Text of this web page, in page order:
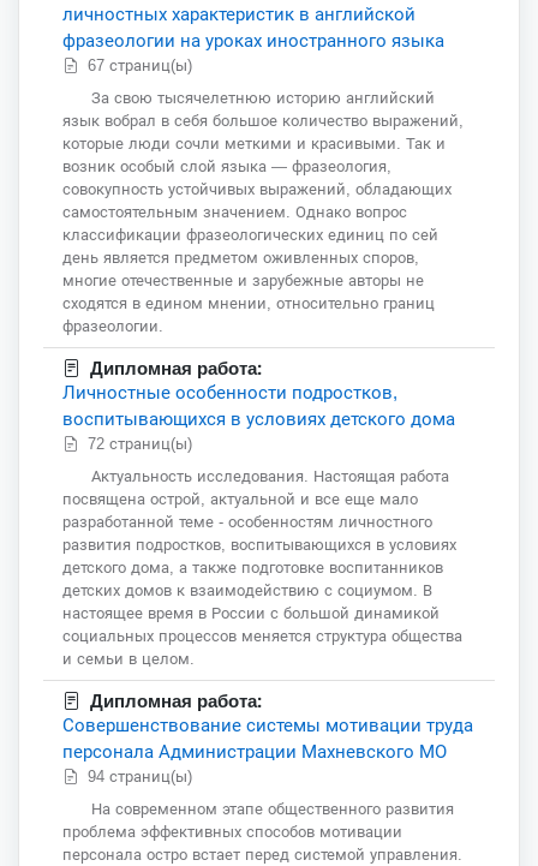
личностных характеристик в английской
фразеологии на уроках иностранного языка
67 страниц(ы)
За свою тысячелетнюю историю английский
язык вобрал в себя большое количество выражений,
которые люди сочли меткими и красивыми. Так и
возник особый слой языка — фразеология,
совокупность устойчивых выражений, обладающих
самостоятельным значением. Однако вопрос
классификации фразеологических единиц по сей
день является предметом оживленных споров,
многие отечественные и зарубежные авторы не
сходятся в едином мнении, относительно границ
фразеологии.
Дипломная работа:
Личностные особенности подростков,
воспитывающихся в условиях детского дома
72 страниц(ы)
Актуальность исследования. Настоящая работа
посвящена острой, актуальной и все еще мало
разработанной теме - особенностям личностного
развития подростков, воспитывающихся в условиях
детского дома, а также подготовке воспитанников
детских домов к взаимодействию с социумом. В
настоящее время в России с большой динамикой
социальных процессов меняется структура общества
и семьи в целом.
Дипломная работа:
Совершенствование системы мотивации труда
персонала Администрации Махневского МО
94 страниц(ы)
На современном этапе общественного развития
проблема эффективных способов мотивации
персонала остро встает перед системой управления.